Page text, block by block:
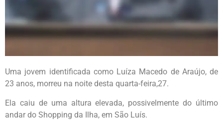
Uma jovem identificada como Luíza Macedo de Araújo, de
23 anos, morreu na noite desta quarta-feira,27.
Ela caiu de uma altura elevada, possivelmente do último
andar do Shopping da Ilha, em São Luís.